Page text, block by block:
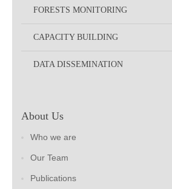
FORESTS MONITORING
CAPACITY BUILDING
DATA DISSEMINATION
About Us
Who we are
Our Team
Publications